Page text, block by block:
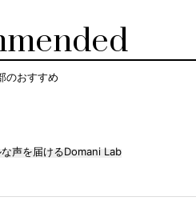
のおすすめ
な声を届けるDomani Lab